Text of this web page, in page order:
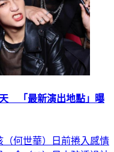
天 「最新演出地點」曝
（何世華）日前捲入感情